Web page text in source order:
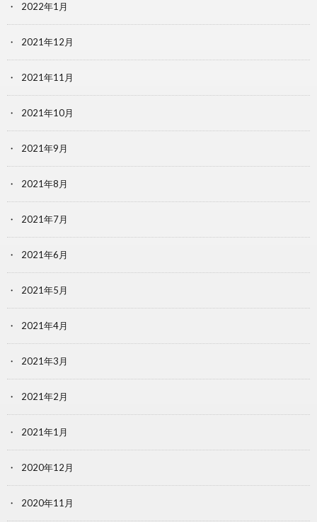
2022年1月
2021年12月
2021年11月
2021年10月
2021年9月
2021年8月
2021年7月
2021年6月
2021年5月
2021年4月
2021年3月
2021年2月
2021年1月
2020年12月
2020年11月